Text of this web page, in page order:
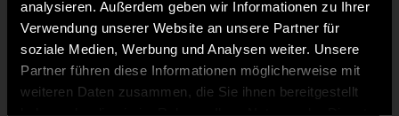
analysieren. Außerdem geben wir Informationen zu Ihrer
Verwendung unserer Website an unsere Partner für
soziale Medien, Werbung und Analysen weiter. Unsere
Partner führen diese Informationen möglicherweise mit
weiteren Daten zusammen, die Sie ihnen bereitgestellt
TOR 2:2, FELDTOR